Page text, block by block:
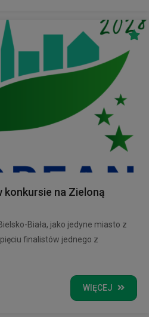
konkursie na Zieloną
Biała, jako jedyne miasto z
finalistów jednego z
WIĘCEJ